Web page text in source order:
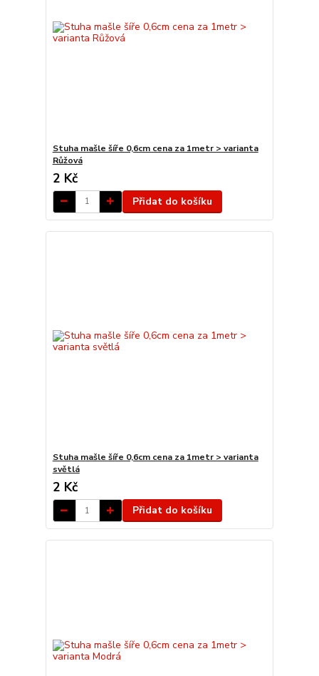
Stuha mašle šíře 0,6cm cena za 1metr > varianta
Růžová
2 Kč
Přidat do košíku
Stuha mašle šíře 0,6cm cena za 1metr > varianta
světlá
2 Kč
Přidat do košíku